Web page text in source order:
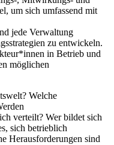
um sich umfassend mit
jede Verwaltung
zu entwickeln.
in Betrieb und
möglichen
Welche
verteilt? Wer bildet sich
sich betrieblich
Herausforderungen sind